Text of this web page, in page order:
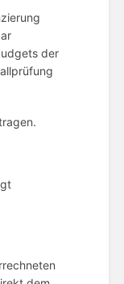
der